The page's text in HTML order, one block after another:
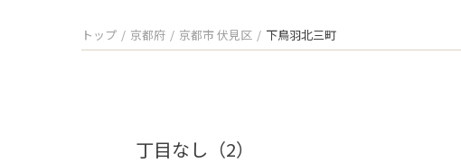
トップ 京都府 京都市 伏見区 下鳥羽北三町
丁目なし（2）